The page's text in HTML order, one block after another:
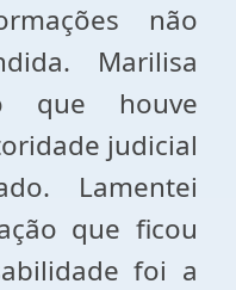
não
Marilisa
que houve
judicial
Lamentei
que ficou
foi a